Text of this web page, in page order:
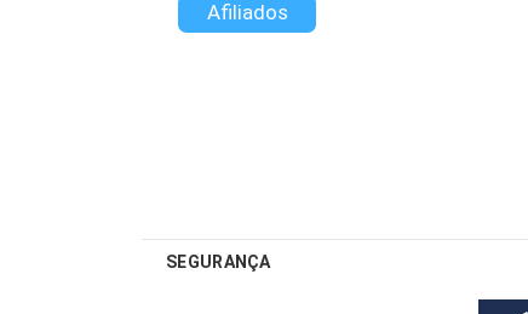
Afiliados
SEGURANÇA